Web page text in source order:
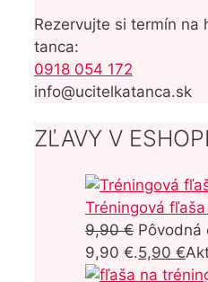
Rezervujte si termín na
tanca:
0918 054 172
info@ucitelkatanca.sk
ZĽAVY V
Tréningová
9,90€ Pôvodná
9,90 €.5,90 €